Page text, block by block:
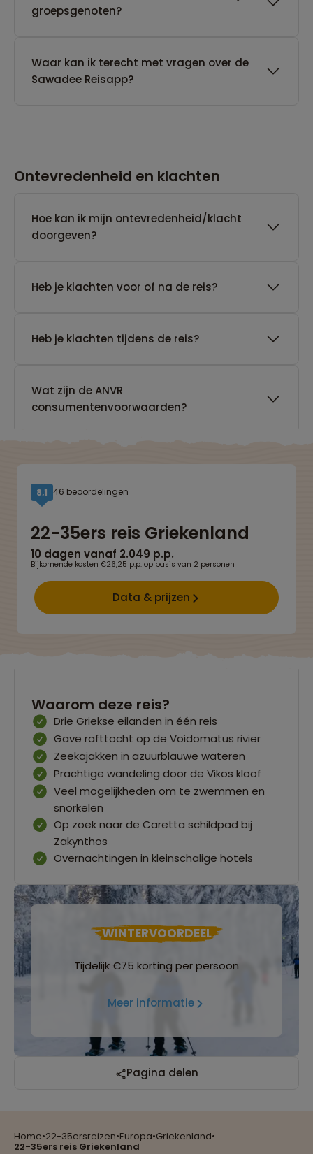
Home•22-35ersreizen•Europa•Griekenland•
22-35ers reis Griekenland
groepsgenoten?
Waar kan ik terecht met vragen over de
Sawadee Reisapp?
Ontevredenheid en klachten
Hoe kan ik mijn ontevredenheid/klacht
doorgeven?
Heb je klachten voor of na de reis?
Heb je klachten tijdens de reis?
Wat zijn de ANVR
consumentenvoorwaarden?
8,1 46 beoordelingen
22-35ers reis Griekenland
10 dagen vanaf 2.049 p.p.
Bijkomende kosten €26,25 p.p. op basis van 2 personen
Data & prijzen
Waarom deze reis?
Drie Griekse eilanden in één reis
Gave rafttocht op de Voidomatus rivier
Zeekajakken in azuurblauwe wateren
Prachtige wandeling door de Vikos kloof
Veel mogelijkheden om te zwemmen en
snorkelen
Op zoek naar de Caretta schildpad bij
Zakynthos
Overnachtingen in kleinschalige hotels
WINTERVOORDEEL
Tijdelijk €75 korting per persoon
Meer informatie
Pagina delen
Reizen met oog voor mens, cultuur en milieu
Groepsreizen mét indivuele vrijheid